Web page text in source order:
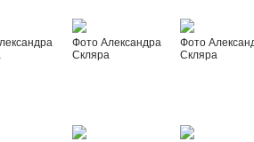
Фото Александра
Скляра
Фото
Скляра